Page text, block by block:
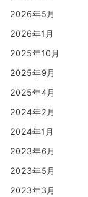
2026年5月
2026年1月
2025年10月
2025年9月
2025年4月
2024年2月
2024年1月
2023年6月
2023年5月
2023年3月